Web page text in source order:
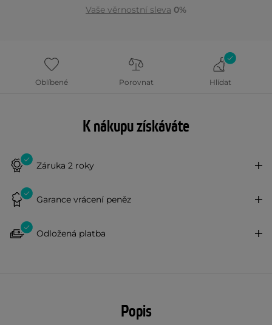
Vaše věrnostní sleva 0%
Oblíbené Porovnat Hlídat
K nákupu získáváte
Záruka 2 roky
Garance vrácení peněz
Odložená platba
Popis